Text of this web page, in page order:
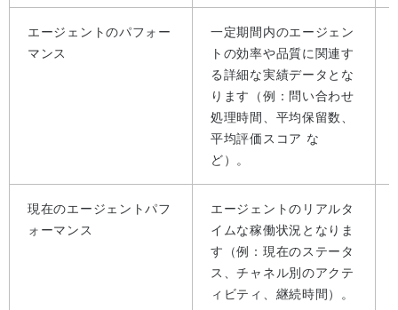
エージェントのパフォー
マンス
一定期間内のエージェン
トの効率や品質に関連す
る詳細な実績データとな
ります（例：問い合わせ
処理時間、平均保留数、
平均評価スコア な
ど）。
現在のエージェントパフ
ォーマンス
エージェントのリアルタ
イムな稼働状況となりま
す（例：現在のステータ
ス、チャネル別のアクテ
ィビティ、継続時間）。